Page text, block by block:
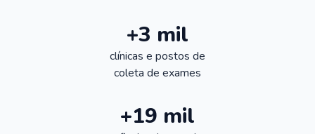
+3 mil
clínicas e postos de
coleta de exames
+19 mil